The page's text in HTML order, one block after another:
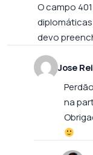
O campo
devo
Jose
na